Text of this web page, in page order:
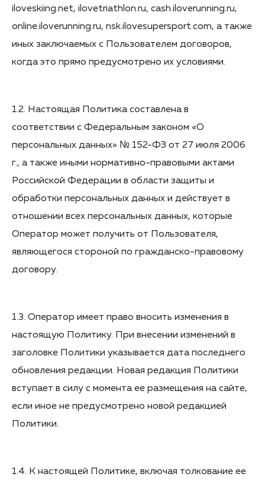
iloveskiing.net, ilovetriathlon.ru, cash.iloverunning.ru,
online.iloverunning.ru, nsk.ilovesupersport.com, а также
иных заключаемых с Пользователем договоров,
когда это прямо предусмотрено их условиями.
1.2. Настоящая Политика составлена в
соответствии с Федеральным законом «О
персональных данных» № 152-ФЗ от 27 июля 2006
г., а также иными нормативно-правовыми актами
Российской Федерации в области защиты и
обработки персональных данных и действует в
отношении всех персональных данных, которые
Оператор может получить от Пользователя,
являющегося стороной по гражданско-правовому
договору.
1.3. Оператор имеет право вносить изменения в
настоящую Политику. При внесении изменений в
заголовке Политики указывается дата последнего
обновления редакции. Новая редакция Политики
вступает в силу с момента ее размещения на сайте,
если иное не предусмотрено новой редакцией
Политики.
1.4. К настоящей Политике, включая толкование ее